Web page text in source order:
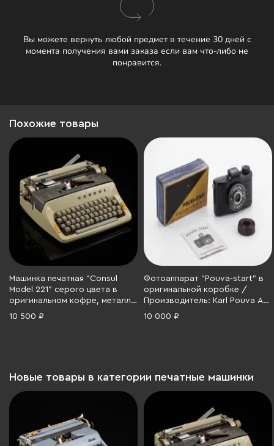
Вы можете вернуть любой предмет в течение 30 дней с
момента получения вами заказа если вам что-либо не
понравится.
Похожие товары
Машинка печатная "Consul
Model 221" серого цвета в
оригинальном кофре, металл,
полимерный материал,
10 500 ₽
Фотоаппарат "Pouva-start" в
оригинальной коробке /
Производитель: Karl Pouva AG,
бакелит, металл, резина,
10 000 ₽
Новые товары в категории печатные машинки